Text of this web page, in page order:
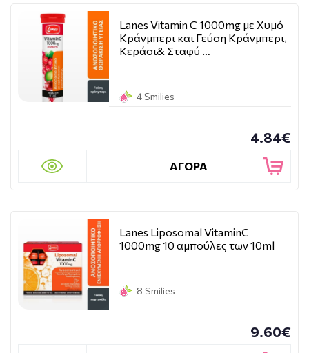
Lanes Vitamin C 1000mg με Χυμό
Κράνμπερι και Γεύση Κράνμπερι,
Κεράσι& Σταφύ …
4 Smilies
4.84€
ΑΓΟΡΑ
Lanes Liposomal VitaminC
1000mg 10 αμπούλες των 10ml
8 Smilies
9.60€